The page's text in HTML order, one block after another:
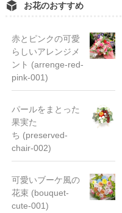
お花のおすすめ
赤とピンクの可愛
らしいアレンジメ
ント (arrenge-red-
pink-001)
パールをまとった
果実た
ち (preserved-
chair-002)
可愛いブーケ風の
花束 (bouquet-
cute-001)